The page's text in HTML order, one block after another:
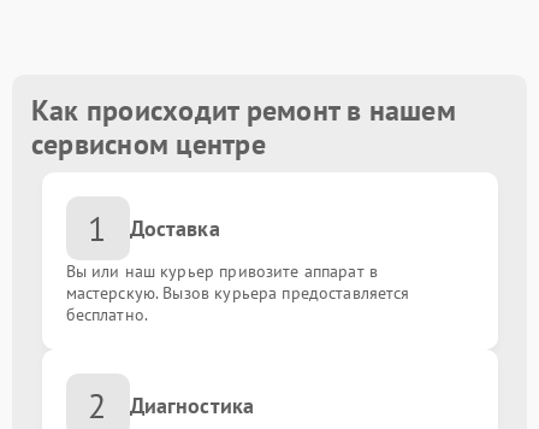
Прошивка BIOS
Замена северного моста
Замена Wi-Fi
Ремонт цепи питания
Замена материнской платы от 1200.00 ₽
Замена разъемов (HDMI, DVI, DisplayPort)
Как происходит ремонт в нашем
сервисном центре
1 Доставка
Вы или наш курьер привозите аппарат в
мастерскую. Вызов курьера предоставляется
бесплатно.
2 Диагностика